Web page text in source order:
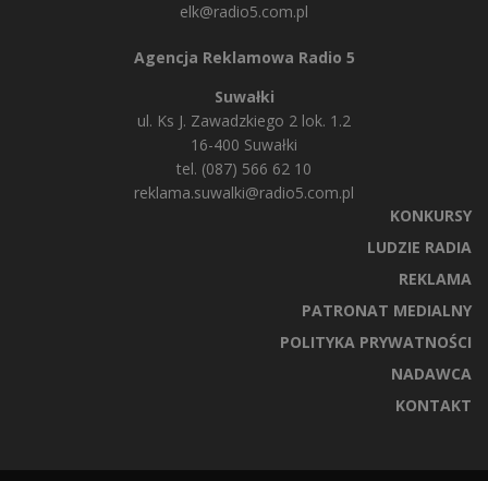
elk@radio5.com.pl
Agencja Reklamowa Radio 5
Suwałki
ul. Ks J. Zawadzkiego 2 lok. 1.2
16-400 Suwałki
tel. (087) 566 62 10
reklama.suwalki@radio5.com.pl
KONKURSY
LUDZIE RADIA
REKLAMA
PATRONAT MEDIALNY
POLITYKA PRYWATNOŚCI
NADAWCA
KONTAKT